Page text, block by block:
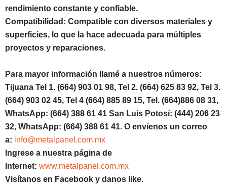
rendimiento constante y confiable.
Compatibilidad: Compatible con diversos materiales y
superficies, lo que la hace adecuada para múltiples
proyectos y reparaciones.
Para mayor información llamé a nuestros números:
Tijuana Tel 1. (664) 903 01 98, Tel 2. (664) 625 83 92, Tel 3.
(664) 903 02 45, Tel 4 (664) 885 89 15, Tel. (664)886 08 31,
WhatsApp: (664) 388 61 41 San Luis Potosí: (444) 206 23
32, WhatsApp: (664) 388 61 41. O envíenos un correo
a: info@metalpanel.com.mx
Ingrese a nuestra página de
Internet: www.metalpanel.com.mx
Visítanos en Facebook y danos like.